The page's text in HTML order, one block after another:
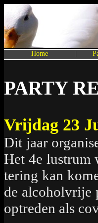
Home
PARTY
Vrijdag 23
Dit jaar
Het 4e lustrum
tering kan
de alcoholvrije
optreden als